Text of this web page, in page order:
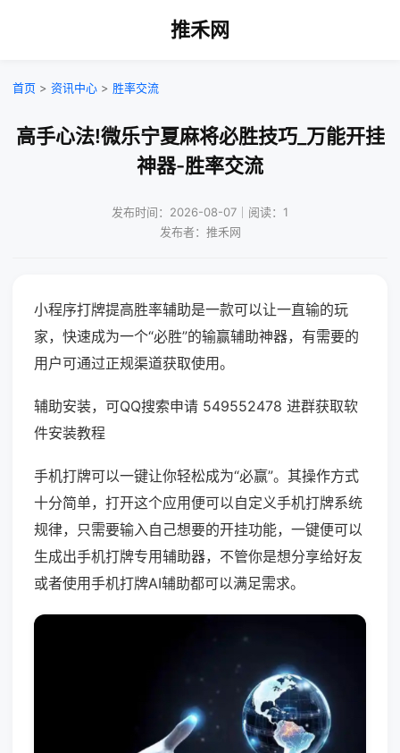
推禾网
首页 > 资讯中心 > 胜率交流
高手心法!微乐宁夏麻将必胜技巧_万能开挂
神器-胜率交流
发布时间：2026-08-07｜阅读：1
发布者：推禾网
小程序打牌提高胜率辅助是一款可以让一直输的玩
家，快速成为一个“必胜”的输赢辅助神器，有需要的
用户可通过正规渠道获取使用。
辅助安装，可QQ搜索申请 549552478 进群获取软
件安装教程
手机打牌可以一键让你轻松成为“必赢”。其操作方式
十分简单，打开这个应用便可以自定义手机打牌系统
规律，只需要输入自己想要的开挂功能，一键便可以
生成出手机打牌专用辅助器，不管你是想分享给好友
或者使用手机打牌AI辅助都可以满足需求。